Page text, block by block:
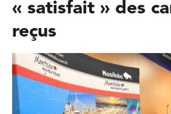
« satisfait » des
reçus